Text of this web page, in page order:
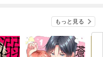
もっと見る